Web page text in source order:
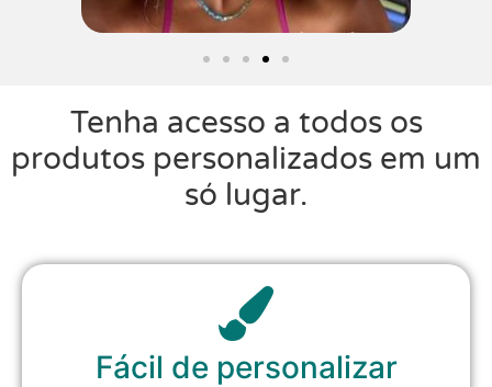
Tenha acesso a todos os
produtos personalizados em um
só lugar.
Fácil de personalizar